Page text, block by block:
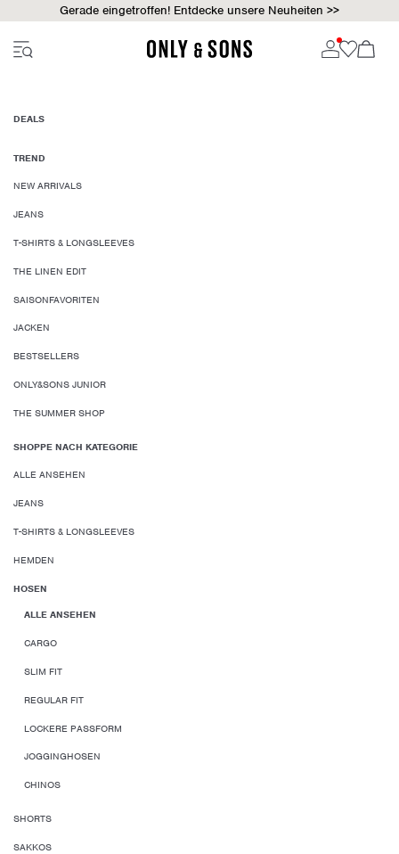
Gerade eingetroffen! Entdecke unsere Neuheiten >>
DEALS
TREND
NEW ARRIVALS
JEANS
T-SHIRTS & LONGSLEEVES
THE LINEN EDIT
SAISONFAVORITEN
JACKEN
BESTSELLERS
ONLY&SONS JUNIOR
THE SUMMER SHOP
SHOPPE NACH KATEGORIE
ALLE ANSEHEN
JEANS
T-SHIRTS & LONGSLEEVES
HEMDEN
HOSEN
ALLE ANSEHEN
CARGO
SLIM FIT
REGULAR FIT
LOCKERE PASSFORM
JOGGINGHOSEN
CHINOS
SHORTS
SAKKOS